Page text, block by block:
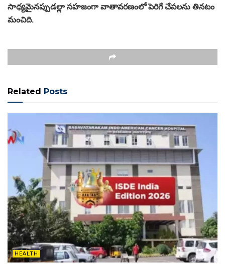
సాధ్యమైనప్పుడల్లా సహజంగా వాతావరణంలో పెరిగే చేపలను తినటం
మంచిది.
Related Posts
HEALTH